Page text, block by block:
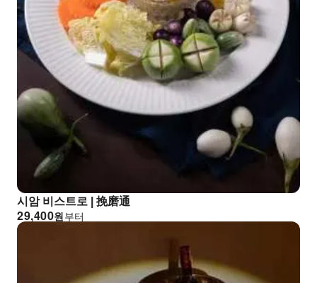
시암 비스트로 | 挽磨通
원
29,400 부터